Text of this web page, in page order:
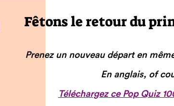
Fêtons le retour du
Prenez un nouveau départ en
En anglais, of
Téléchargez ce Pop Quiz